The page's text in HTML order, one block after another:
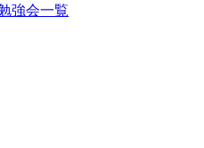
強会一覧